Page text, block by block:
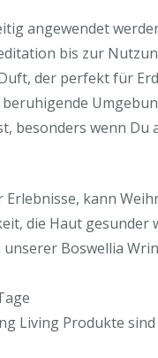
angewendet
bis zur
der perfekt für
besonders wenn Du
kann
die Haut gesunder
Boswellia
Living Produkte